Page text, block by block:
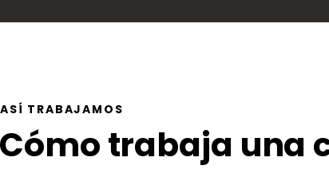
ASÍ TRABAJAMOS
Cómo trabaja una